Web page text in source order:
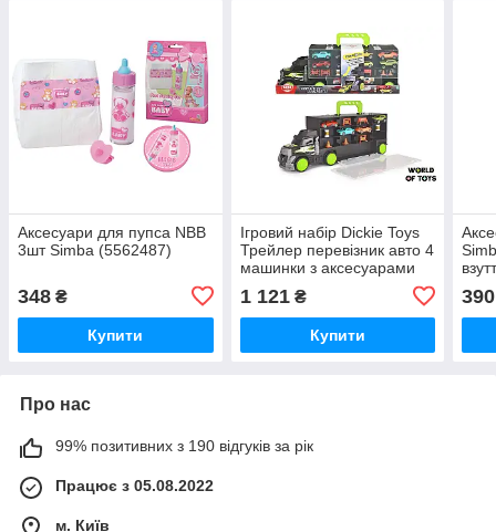
Аксесуари для пупса NBB
3шт Simba (5562487)
348 ₴
Купити
Ігровий набір Dickie Toys
Трейлер перевізник авто 4
машинки з аксесуарами
1 121₴
Купити
390
Про нас
99% позитивних з 190 відгуків за рік
Працює з 05.08.2022
м. Київ